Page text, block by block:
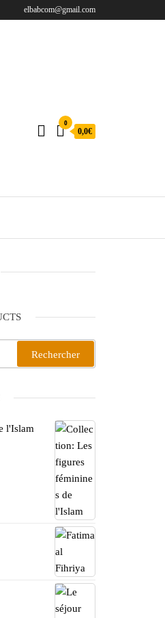
elbabcom@gmail.com
0
0,0€
l'Islam